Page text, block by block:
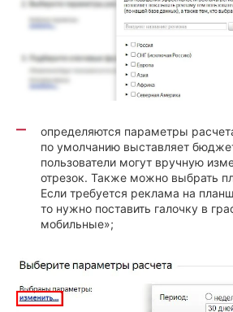
определяются параметры
по умолчанию выставляет
пользователи могут вручную
отрезок. Также можно выбрать
Если требуется реклама на
то нужно поставить галочку в
мобильные»;